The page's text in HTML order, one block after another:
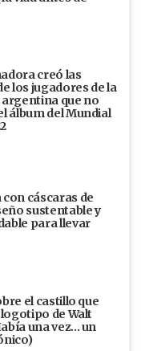
creó las
los jugadores de la
que no
álbum del Mundial
con cáscaras de
sustentable y
para llevar
el castillo que
de Walt
una vez... un